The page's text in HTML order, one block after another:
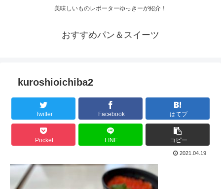
美味しいものレポーターゆっきーが紹介！
おすすめパン＆スイーツ
kuroshioichiba2
Twitter Facebook はてブ
Pocket LINE コピー
2021.04.19